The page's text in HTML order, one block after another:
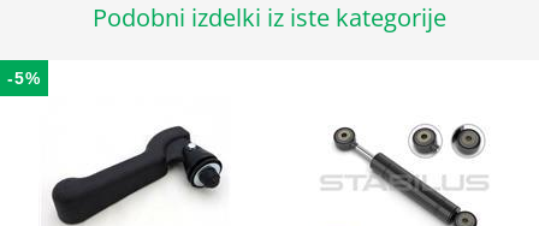
Podobni izdelki iz iste kategorije
-5%